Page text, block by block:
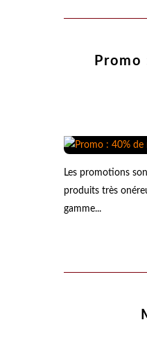
Les promotions
produits très
gamme...